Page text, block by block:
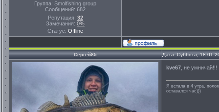
Группа: Smolfishing group
Сообщений: 682
Репутация: 32
Замечания: 0%
Статус: Offline
Сергей85 Дата: Суббота,
kve67 , не умничай!!!
Я встала в 4 утра,
оставался час)))